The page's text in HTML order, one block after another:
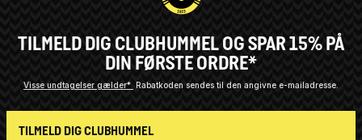
TILMELD DIG CLUBHUMMEL OG SPAR 15% PÅ
DIN FØRSTE ORDRE*
Visse undtagelser gælder* Rabatkoden sendes til den angivne e-mailadresse.
TILMELD DIG CLUBHUMMEL